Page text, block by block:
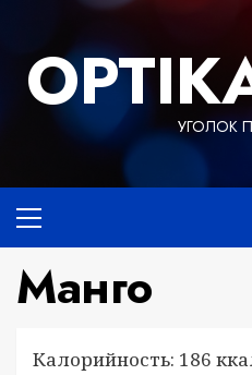
содержимому
УГОЛОК
меню
Манго
Калорийность: 186